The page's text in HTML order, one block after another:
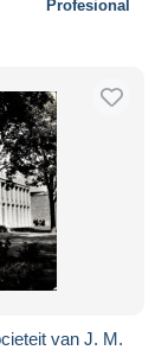
Profesional
van J. M.